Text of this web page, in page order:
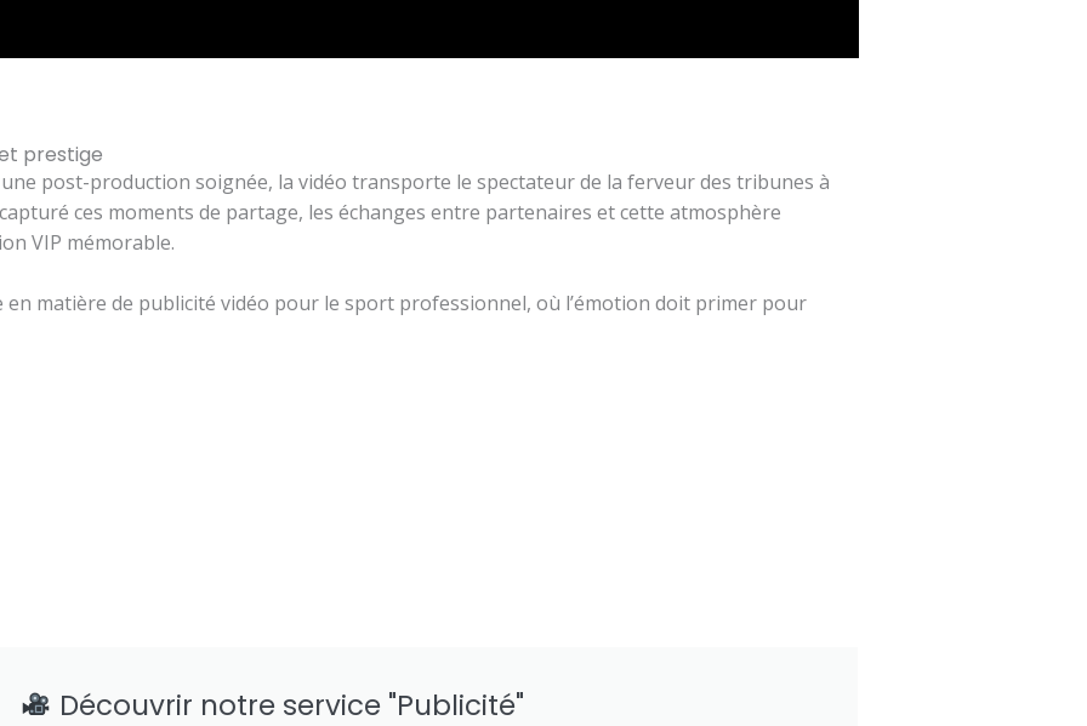
prestige
post-production soignée, la vidéo transporte le spectateur de la ferveur des tribunes à
ces moments de partage, les échanges entre partenaires et cette atmosphère
VIP mémorable.
matière de publicité vidéo pour le sport professionnel, où l’émotion doit primer pour
Découvrir notre service "Publicité"